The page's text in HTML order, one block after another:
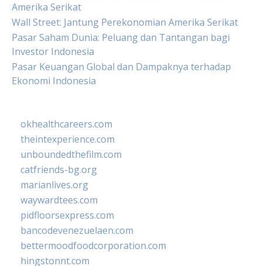
Amerika Serikat
Wall Street: Jantung Perekonomian Amerika Serikat
Pasar Saham Dunia: Peluang dan Tantangan bagi
Investor Indonesia
Pasar Keuangan Global dan Dampaknya terhadap
Ekonomi Indonesia
okhealthcareers.com
theintexperience.com
unboundedthefilm.com
catfriends-bg.org
marianlives.org
waywardtees.com
pidfloorsexpress.com
bancodevenezuelaen.com
bettermoodfoodcorporation.com
hingstonnt.com